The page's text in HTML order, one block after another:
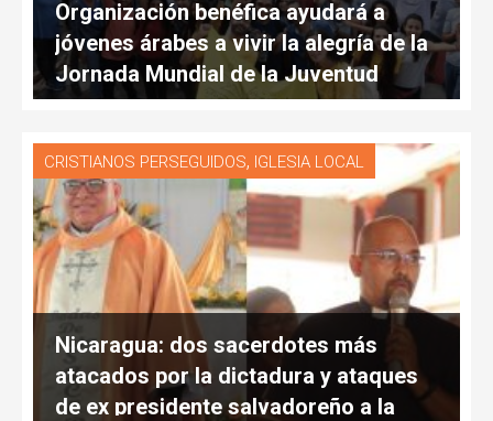
Organización benéfica ayudará a
jóvenes árabes a vivir la alegría de la
Jornada Mundial de la Juventud
CRISTIANOS PERSEGUIDOS, IGLESIA LOCAL
Nicaragua: dos sacerdotes más
atacados por la dictadura y ataques
de ex presidente salvadoreño a la